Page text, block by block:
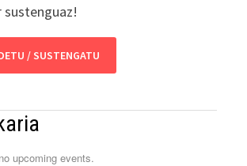
sustenguaz!
/ SUSTENGATU
upcoming events.